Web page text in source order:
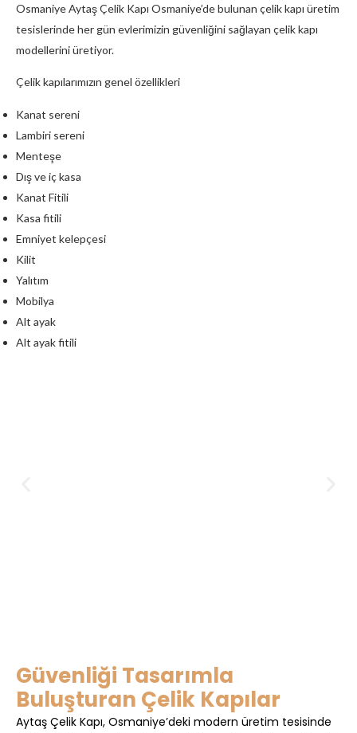
Osmaniye Aytaş Çelik Kapı Osmaniye’de bulunan çelik kapı üretim
tesislerinde her gün evlerimizin güvenliğini sağlayan çelik kapı
modellerini üretiyor.
Çelik kapılarımızın genel özellikleri
Kanat sereni
Lambiri sereni
Menteşe
Dış ve iç kasa
Kanat Fitili
Kasa fitili
Emniyet kelepçesi
Kilit
Yalıtım
Mobilya
Alt ayak
Alt ayak fitili
Güvenliği Tasarımla
Buluşturan Çelik Kapılar
Aytaş Çelik Kapı, Osmaniye’deki modern üretim tesisinde